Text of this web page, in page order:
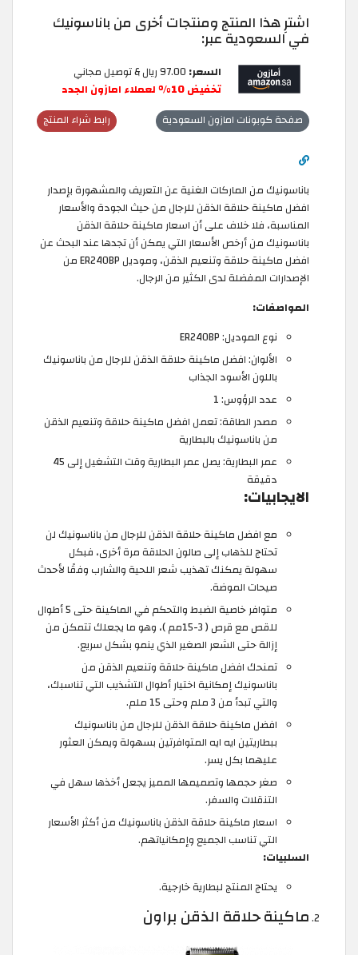
اشترِ هذا المنتج ومنتجات أخرى من باناسونيك
في السعودية عبر:
السعر:
تخفيض 10% لعملاء امازون الجدد
رابط شراء المنتج صفحة كوبونات امازون السعودية
باناسونيك من الماركات الغنية عن التعريف والمشهورة بإصدار
افضل ماكينة حلاقة الذقن للرجال من حيث الجودة والأسعار
المناسبة، فلا خلاف على أن اسعار ماكينة حلاقة الذقن
باناسونيك من أرخص الأسعار التي يمكن أن تجدها عند البحث عن
افضل ماكينة حلاقة وتنعيم الذقن، وموديل ER240BP من
الإصدارات المفضلة لدى الكثير من الرجال.
المواصفات:
نوع الموديل: ER240BP
الألوان: افضل ماكينة حلاقة الذقن للرجال من باناسونيك
باللون الأسود الجذاب
عدد الرؤوس: 1
مصدر الطاقة: تعمل افضل ماكينة حلاقة وتنعيم الذقن
من باناسونيك بالبطارية
عمر البطارية: يصل عمر البطارية وقت التشغيل إلى 45
دقيقة
الايجابيات:
مع افضل ماكينة حلاقة الذقن للرجال من باناسونيك لن
تحتاج للذهاب إلى صالون الحلاقة مرة أخرى، فبكل
سهولة يمكنك تهذيب شعر اللحية والشارب وفقًا لأحدث
صيحات الموضة.
متوافر خاصية الضبط والتحكم في الماكينة حتى 5 أطوال
للقص مع قرص ( 3-15مم )، وهو ما يجعلك تتمكن من
إزالة حتى الشعر الصغير الذي ينمو بشكل سريع.
تمنحك افضل ماكينة حلاقة وتنعيم الذقن من
باناسونيك إمكانية اختيار أطوال التشذيب التي تناسبك،
والتي تبدأ من 3 ملم وحتى 15 ملم.
افضل ماكينة حلاقة الذقن للرجال من باناسونيك
ببطاريتين ايه ايه المتوافرتين بسهولة ويمكن العثور
عليهما بكل يسر.
صغر حجمها وتصميمها المميز يجعل أخذها سهل في
التنقلات والسفر.
اسعار ماكينة حلاقة الذقن باناسونيك من أكثر الأسعار
التي تناسب الجميع وإمكانياتهم.
السلبيات:
يحتاج المنتج لبطارية خارجية.
ماكينة حلاقة الذقن براون